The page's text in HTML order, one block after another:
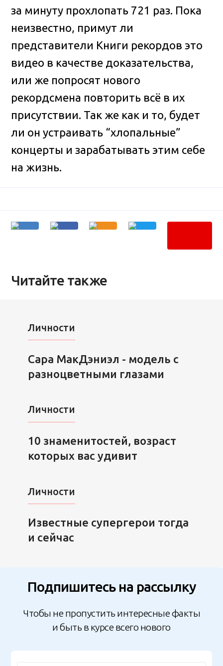
за минуту прохлопать 721 раз. Пока
неизвестно, примут ли
представители Книги рекордов это
видео в качестве доказательства,
или же попросят нового
рекордсмена повторить всё в их
присутствии. Так же как и то, будет
ли он устраивать “хлопальные”
концерты и зарабатывать этим себе
на жизнь.
Читайте также
Личности
Сара МакДэниэл - модель с
разноцветными глазами
Личности
10 знаменитостей, возраст
которых вас удивит
Личности
Известные супергерои тогда
и сейчас
Подпишитесь на рассылку
Чтобы не пропустить интересные факты
и быть в курсе всего нового